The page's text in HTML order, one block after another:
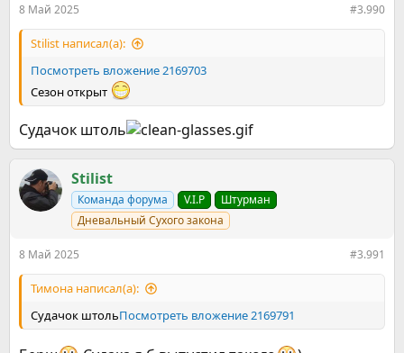
8 Май 2025 #3.990
Stilist написал(а):
Посмотреть вложение 2169703
Сезон открыт
Судачок штоль
Stilist
Команда форума V.I.P
Штурман
Дневальный Сухого закона
8 Май 2025 #3.991
Тимона написал(а):
Судачок штольПосмотреть вложение 2169791